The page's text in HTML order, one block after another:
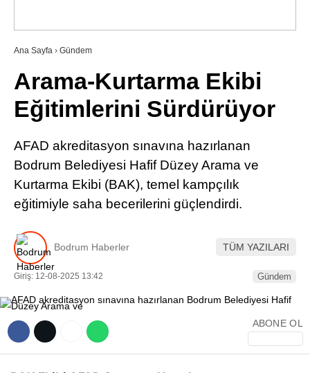
WhatsApp İhbar Hattı
Facebook
Youtube
Ana Sayfa › Gündem
Arama-Kurtarma Ekibi
Eğitimlerini Sürdürüyor
AFAD akreditasyon sınavına hazırlanan
Bodrum Belediyesi Hafif Düzey Arama ve
Kurtarma Ekibi (BAK), temel kampçılık
eğitimiyle saha becerilerini güçlendirdi.
Bodrum Haberler TÜM YAZILARI
Giriş: 12-08-2025 13:42 Gündem
ABONE OL